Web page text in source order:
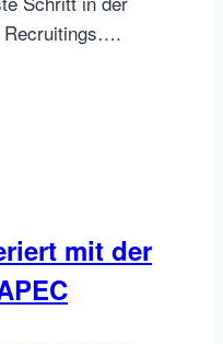
Recruitings….
mit der